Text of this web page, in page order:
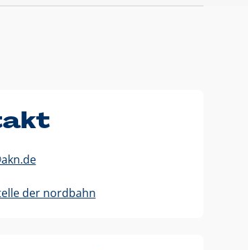
der nordbahn